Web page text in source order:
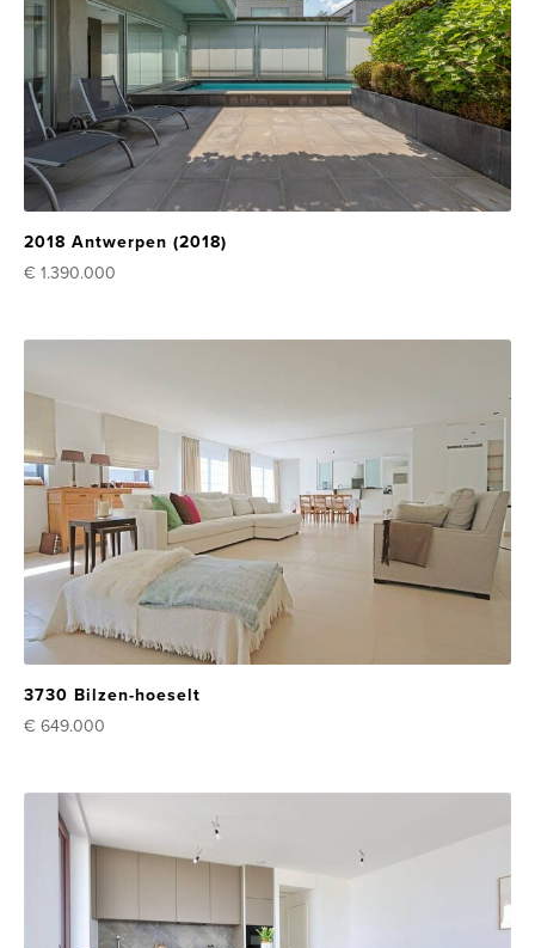
2018 Antwerpen (2018)
€ 1.390.000
3730 Bilzen-hoeselt
€ 649.000